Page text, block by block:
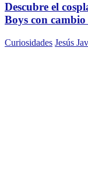
Descubre el
Boys con
Curiosidades Jesús